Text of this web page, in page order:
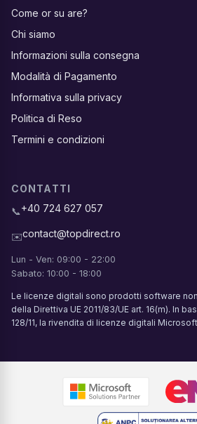
Come or su are?
Chi siamo
Informazioni sulla consegna
Modalità di Pagamento
Informativa sulla privacy
Politica di Reso
Termini e condizioni
CONTATTI
📞+40 724 627 057
✉️contact@topdirect.ro
Lun - Ven: 09:00 - 22:00
Sabato: 10:00 - 18:00
Le licenze digitali sono prodotti software
della Direttiva UE 2011/83/UE art. 16(m). In
128/11, la rivendita di licenze digitali